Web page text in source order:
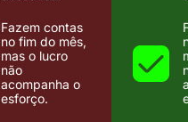
Fazem contas
no fim do mês,
mas o lucro
não
acompanha o
esforço.